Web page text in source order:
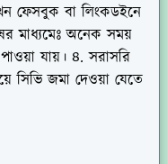
ফেসবুক বা লিংকডইনে
মাধ্যমেঃ অনেক সময়
যায়। ৪. সরাসরি
সিভি জমা দেওয়া যেতে